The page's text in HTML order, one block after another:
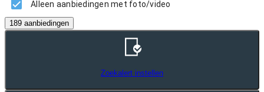
Alleen aanbiedingen met foto/video
189 aanbiedingen
Zoekalert instellen